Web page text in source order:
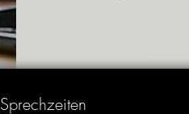
Sprechzeiten